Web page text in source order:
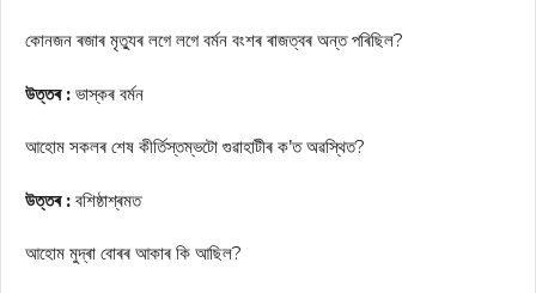
কোনজন ৰজাৰ মৃত্যুৰ লগে লগে বৰ্মন বংশৰ ৰাজত্বৰ অন্ত পৰিছিল?
উত্তৰ : ভাস্কৰ বৰ্মন
আহোম সকলৰ শেষ কীৰ্তিস্তম্ভটো গুৱাহাটীৰ ক’ত অৱস্থিত?
উত্তৰ : বশিষ্ঠাশ্ৰমত
আহোম মুদ্ৰা বোৰৰ আকাৰ কি আছিল?